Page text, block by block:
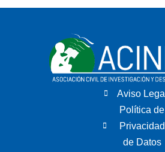
Aviso Legal
Política de
Privacidad
de Datos